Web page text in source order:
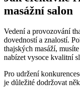
masážní salon
Vedení a provozování
dovedností a znalostí.
thajských masáží,
nabízet vysoce kvalitní
Pro udržení
je důležité dodržovat